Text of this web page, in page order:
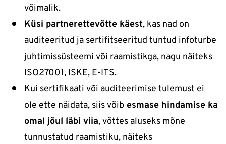
võimalik.
Küsi partnerettevõtte käest, kas nad on
auditeeritud ja sertifitseeritud tuntud infoturbe
juhtimissüsteemi või raamistikga, nagu näiteks
ISO27001, ISKE, E-ITS.
Kui sertifikaati või auditeerimise tulemust ei
ole ette näidata, siis võib esmase hindamise ka
omal jõul läbi viia, võttes aluseks mõne
tunnustatud raamistiku, näiteks